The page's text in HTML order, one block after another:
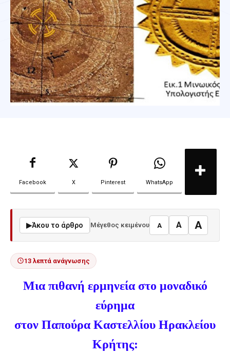
Facebook X Pinterest WhatsApp
▶Άκου το άρθρο Μέγεθος κειμένου A A A
13 λεπτά ανάγνωσης
Μια πιθανή ερμηνεία στο μοναδικό
εύρημα
στον Παπούρα Καστελλίου Ηρακλείου
Κρήτης: